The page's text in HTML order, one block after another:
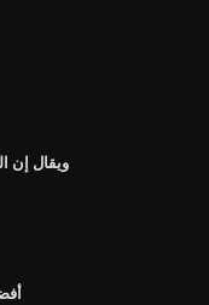
ويقال إن